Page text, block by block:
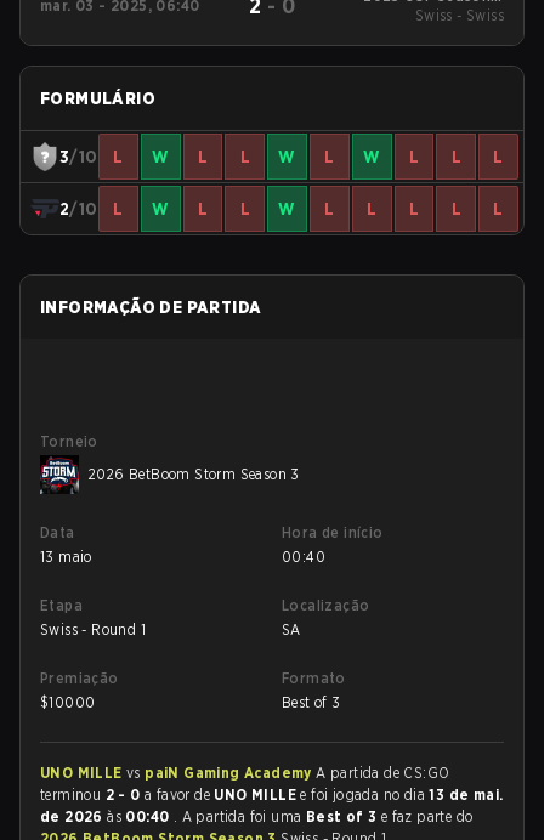
mar. 03 - 2025, 06:40 2 - 0
South American
Swiss - Swiss
FORMULÁRIO
3/10 L W L L W L W L L L
2/10 L W L L W L L L L L
INFORMAÇÃO DE PARTIDA
Torneio
2026 BetBoom Storm Season 3
Data
13 maio
Hora de início
00:40
Etapa
Swiss - Round 1
Localização
SA
Premiação
$10000
Formato
Best of 3
UNO MILLE vs paiN Gaming AcademyA partida de CS:GO
terminou 2 - 0 a favor de UNO MILLEe foi jogada no dia13 de mai.
de 2026às 00:40 . A partida foi uma Best of 3 e faz parte do